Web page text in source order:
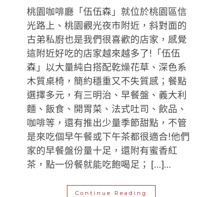
桃園咖啡廳「伍伍森」就位於桃園區信
光路上、桃園觀光夜市附近，斜對面的
古弟私廚也是我們很喜歡的店家，感覺
這附近好吃的店家越來越多了!「伍伍
森」以大量純白搭配乾燥花草、深色系
木質桌椅，簡約穩重又不失質感；餐點
選擇多元，有三明治、早餐盤、義大利
麵、飯食、開胃菜、法式吐司、飲品、
咖啡等，還有推出少量季節甜點，不管
是來吃個早午餐或下午茶都很適合!他們
家的早餐盤份量十足，還附有蜜香紅
茶，點一份餐就能吃飽喝足； […]…
Continue Reading